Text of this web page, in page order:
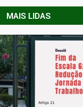
MAIS LIDAS